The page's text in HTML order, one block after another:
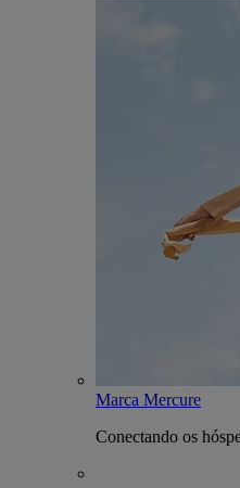
Marca Mercure
Conectando os